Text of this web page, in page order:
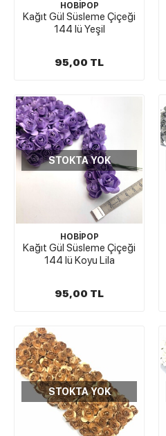
HOBİPOP
Kağıt Gül Süsleme Çiçeği
144 lü Yeşil
95,00 TL
STOKTA YOK
HOBİPOP
Kağıt Gül Süsleme Çiçeği
144 lü Koyu Lila
95,00 TL
STOKTA YOK